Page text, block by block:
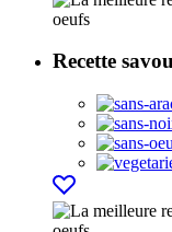
Recette